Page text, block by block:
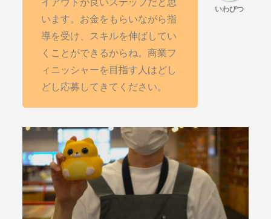
います。お金をもらいながら指
導を受け、スキルを伸ばしてい
くことができるからね。商業フ
ィニッシャーを目指す人はどし
どし応募してきてください。